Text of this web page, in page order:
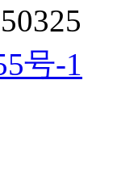
号-1